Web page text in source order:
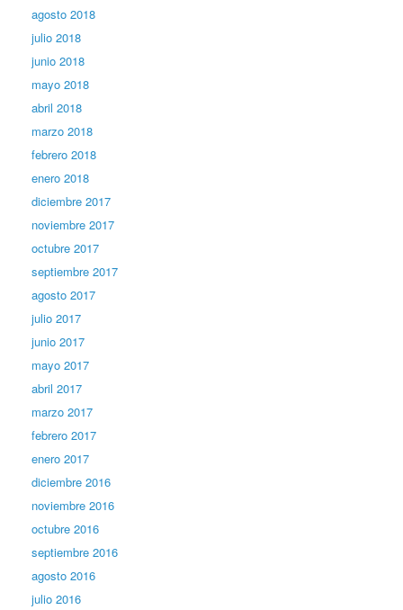
agosto 2018
julio 2018
junio 2018
mayo 2018
abril 2018
marzo 2018
febrero 2018
enero 2018
diciembre 2017
noviembre 2017
octubre 2017
septiembre 2017
agosto 2017
julio 2017
junio 2017
mayo 2017
abril 2017
marzo 2017
febrero 2017
enero 2017
diciembre 2016
noviembre 2016
octubre 2016
septiembre 2016
agosto 2016
julio 2016